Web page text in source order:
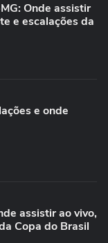
Onde assistir
e escalações da
e onde
assistir ao vivo,
Copa do Brasil